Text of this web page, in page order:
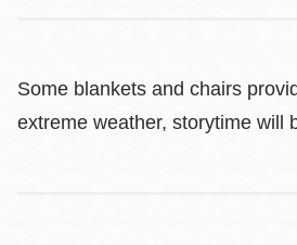
Some blankets and chairs
extreme weather, storytime will